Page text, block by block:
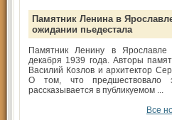
Памятник Ленина в
ожидании пьедестала
Памятник Ленину в
декабря 1939 года. Авторы
Василий Козлов и архитектор
О том, что предшествовало
рассказывается в публикуемом ...
Все